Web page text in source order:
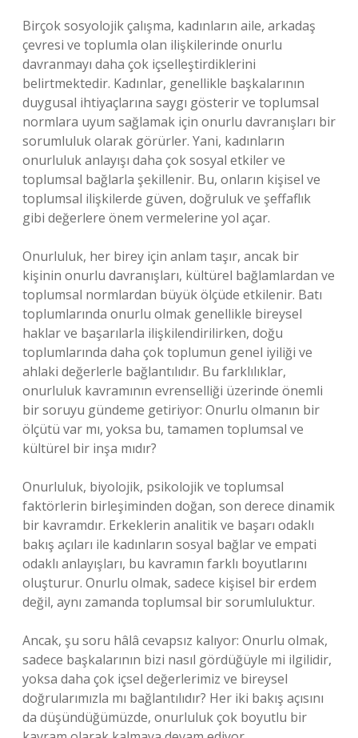
Birçok sosyolojik çalışma, kadınların aile, arkadaş
çevresi ve toplumla olan ilişkilerinde onurlu
davranmayı daha çok içselleştirdiklerini
belirtmektedir. Kadınlar, genellikle başkalarının
duygusal ihtiyaçlarına saygı gösterir ve toplumsal
normlara uyum sağlamak için onurlu davranışları bir
sorumluluk olarak görürler. Yani, kadınların
onurluluk anlayışı daha çok sosyal etkiler ve
toplumsal bağlarla şekillenir. Bu, onların kişisel ve
toplumsal ilişkilerde güven, doğruluk ve şeffaflık
gibi değerlere önem vermelerine yol açar.
Onurluluk, her birey için anlam taşır, ancak bir
kişinin onurlu davranışları, kültürel bağlamlardan ve
toplumsal normlardan büyük ölçüde etkilenir. Batı
toplumlarında onurlu olmak genellikle bireysel
haklar ve başarılarla ilişkilendirilirken, doğu
toplumlarında daha çok toplumun genel iyiliği ve
ahlaki değerlerle bağlantılıdır. Bu farklılıklar,
onurluluk kavramının evrenselliği üzerinde önemli
bir soruyu gündeme getiriyor: Onurlu olmanın bir
ölçütü var mı, yoksa bu, tamamen toplumsal ve
kültürel bir inşa mıdır?
Onurluluk, biyolojik, psikolojik ve toplumsal
faktörlerin birleşiminden doğan, son derece dinamik
bir kavramdır. Erkeklerin analitik ve başarı odaklı
bakış açıları ile kadınların sosyal bağlar ve empati
odaklı anlayışları, bu kavramın farklı boyutlarını
oluşturur. Onurlu olmak, sadece kişisel bir erdem
değil, aynı zamanda toplumsal bir sorumluluktur.
Ancak, şu soru hâlâ cevapsız kalıyor: Onurlu olmak,
sadece başkalarının bizi nasıl gördüğüyle mi ilgilidir,
yoksa daha çok içsel değerlerimiz ve bireysel
doğrularımızla mı bağlantılıdır? Her iki bakış açısını
da düşündüğümüzde, onurluluk çok boyutlu bir